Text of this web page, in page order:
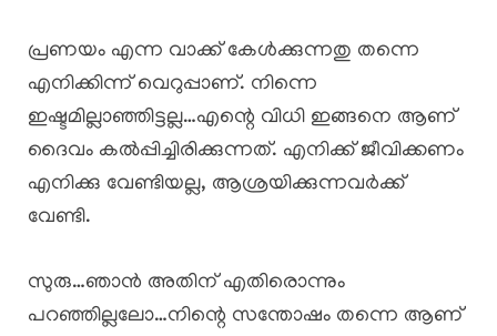
പ്രണയം എന്ന വാക്ക് കേൾക്കുന്നതു തന്നെ
എനിക്കിന്ന് വെറുപ്പാണ്. നിന്നെ
ഇഷ്ടമില്ലാഞ്ഞിട്ടല്ല…എന്റെ വിധി ഇങ്ങനെ ആണ്
ദൈവം കൽപ്പിച്ചിരിക്കുന്നത്. എനിക്ക് ജീവിക്കണം
എനിക്കു വേണ്ടിയല്ല, ആശ്രയിക്കുന്നവർക്ക്
വേണ്ടി.
സുരു…ഞാൻ അതിന് എതിരൊന്നും
പറഞ്ഞില്ലലോ…നിന്റെ സന്തോഷം തന്നെ ആണ്